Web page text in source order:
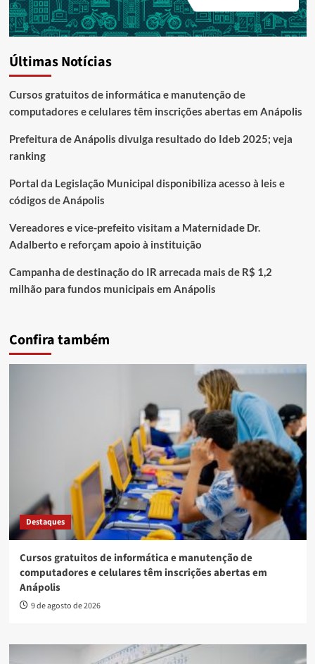
Últimas Notícias
Cursos gratuitos de informática e manutenção de
computadores e celulares têm inscrições abertas em Anápolis
Prefeitura de Anápolis divulga resultado do Ideb 2025; veja
ranking
Portal da Legislação Municipal disponibiliza acesso à leis e
códigos de Anápolis
Vereadores e vice-prefeito visitam a Maternidade Dr.
Adalberto e reforçam apoio à instituição
Campanha de destinação do IR arrecada mais de R$ 1,2
milhão para fundos municipais em Anápolis
Confira também
Destaques
Cursos gratuitos de informática e manutenção de
computadores e celulares têm inscrições abertas em
Anápolis
9 de agosto de 2026